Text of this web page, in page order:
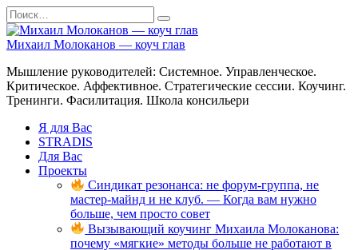
Перейти
к
содержанию
Search
for:
Михаил Молоканов — коуч глав
Мышление руководителей: Системное. Управленческое.
Критическое. Аффективное. Стратегические сессии. Коучинг.
Тренинги. Фасилитация. Школа консильери
Я для Вас
STRADIS
Для Вас
Проекты
Синдикат резонанса: не форум-группа, не
мастер-майнд и не клуб. — Когда вам нужно
больше, чем просто совет
Вызывающий коучинг Михаила Молоканова:
почему «мягкие» методы больше не работают в